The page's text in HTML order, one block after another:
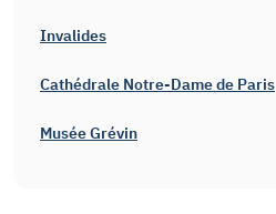
Invalides
Cathédrale Notre-Dame de Paris
Musée Grévin